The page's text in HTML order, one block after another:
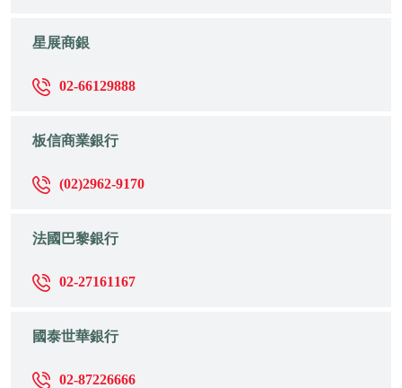
星展商銀
02-66129888
板信商業銀行
(02)2962-9170
法國巴黎銀行
02-27161167
國泰世華銀行
02-87226666